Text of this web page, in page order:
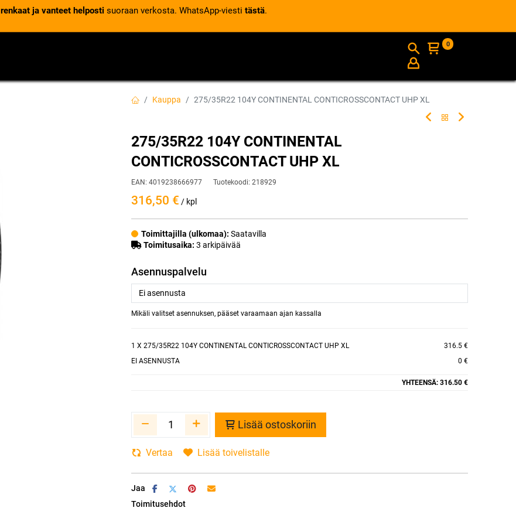
renkaat ja vanteet helposti suoraan verkosta. WhatsApp-viesti tästä.
INFO
0
Kauppa 275/35R22 104Y CONTINENTAL CONTICROSSCONTACT UHP XL
275/35R22 104Y CONTINENTAL
CONTICROSSCONTACT UHP XL
EAN: 4019238666977 Tuotekoodi: 218929
316,50 € / kpl
Toimittajilla (ulkomaa): Saatavilla
Toimitusaika: 3 arkipäivää
Asennuspalvelu
Mikäli valitset asennuksen, pääset varaamaan ajan kassalla
1 X 275/35R22 104Y CONTINENTAL CONTICROSSCONTACT UHP XL
316.5 €
EI ASENNUSTA
0 €
YHTEENSÄ: 316.50 €
Lisää ostoskoriin
Vertaa Lisää toivelistalle
Jaa
Toimitusehdot